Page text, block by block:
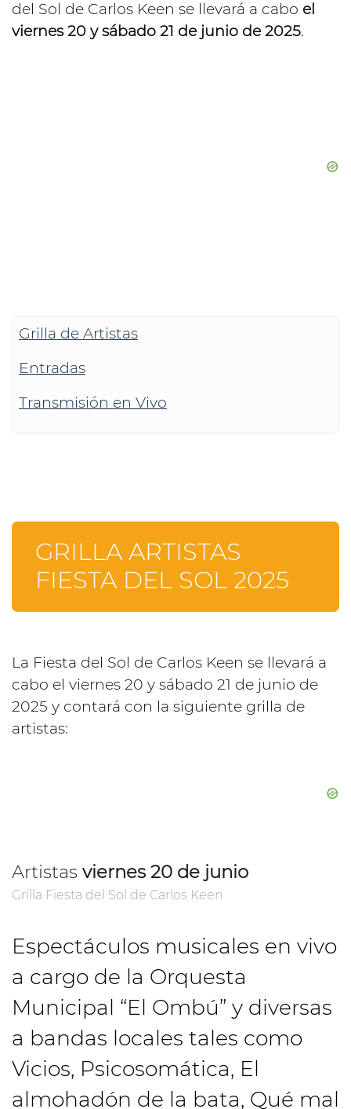
del Sol de Carlos Keen se llevará a cabo el
viernes 20 y sábado 21 de junio de 2025.
Grilla de Artistas
Entradas
Transmisión en Vivo
GRILLA ARTISTAS
FIESTA DEL SOL 2025
La Fiesta del Sol de Carlos Keen se llevará a
cabo el viernes 20 y sábado 21 de junio de
2025 y contará con la siguiente grilla de
artistas:
Artistas viernes 20 de junio
Grilla Fiesta del Sol de Carlos Keen
Espectáculos musicales en vivo
a cargo de la Orquesta
Municipal “El Ombú” y diversas
a bandas locales tales como
Vicios, Psicosomática, El
almohadón de la bata, Qué mal